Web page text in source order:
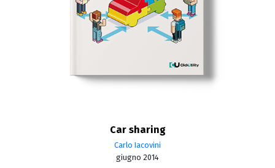
Car sharing
Carlo Iacovini
giugno 2014